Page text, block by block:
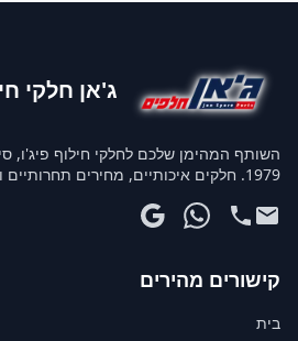
ג'אן חלקי
1979. חלקים איכותיים, מחירים תחרותיים ושירות יוצא דופן.
קישורים מהירים
בית